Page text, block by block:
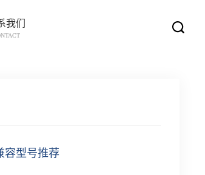
我们
容型号推荐